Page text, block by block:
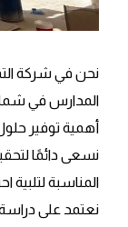
نحن في شركة
المدارس في
أهمية توفير
نسعى دائمًا
المناسبة لتلبية
نعتمد على